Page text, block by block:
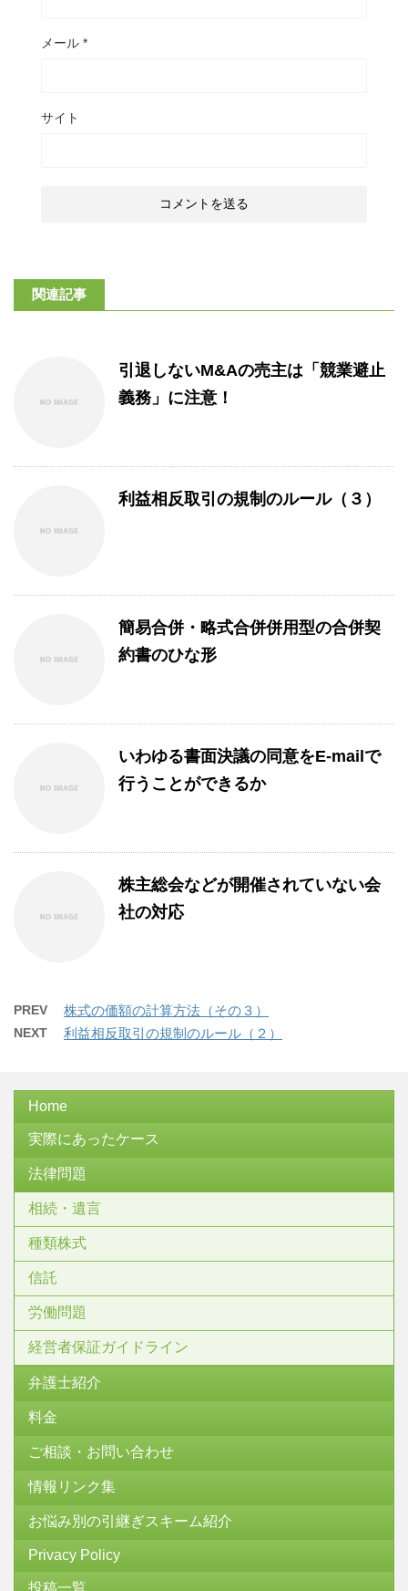
メール *
サイト
関連記事
引退しないM&Aの売主は「競業避止
義務」に注意！
利益相反取引の規制のルール（３）
簡易合併・略式合併併用型の合併契
約書のひな形
いわゆる書面決議の同意をE-mailで
行うことができるか
株主総会などが開催されていない会
社の対応
PREV 株式の価額の計算方法（その３）
NEXT 利益相反取引の規制のルール（２）
Home
実際にあったケース
法律問題
相続・遺言
種類株式
信託
労働問題
経営者保証ガイドライン
弁護士紹介
料金
ご相談・お問い合わせ
情報リンク集
お悩み別の引継ぎスキーム紹介
Privacy Policy
投稿一覧